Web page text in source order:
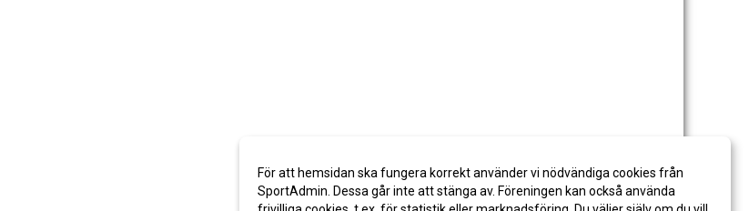
För att hemsidan ska fungera korrekt använder vi nödvändiga cookies från
SportAdmin. Dessa går inte att stänga av. Föreningen kan också använda